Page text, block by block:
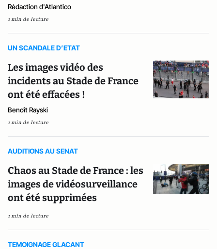
Rédaction d'Atlantico
1 min de lecture
UN SCANDALE D’ETAT
Les images vidéo des
incidents au Stade de France
ont été effacées !
Benoît Rayski
1 min de lecture
AUDITIONS AU SENAT
Chaos au Stade de France : les
images de vidéosurveillance
ont été supprimées
1 min de lecture
TEMOIGNAGE GLACANT